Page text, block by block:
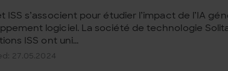
ISS s’associent pour étudier l’impact de l’IA
logiciel. La société de technologie
ISS ont uni...
27.05.2024